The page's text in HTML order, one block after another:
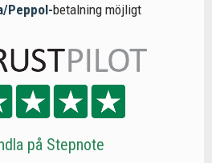
Peppol-betalning möjligt
på Stepnote